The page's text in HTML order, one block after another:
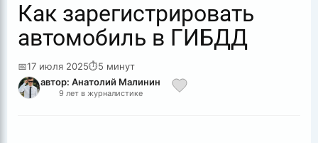
Как зарегистрировать
автомобиль в ГИБДД
📅17 июля 2025⏱5 минут
автор: Анатолий Малинин
9 лет в журналистике